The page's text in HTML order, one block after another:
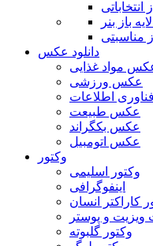
انتخاباتی
باز بنر
مناسبتی
دانلود عکس
مواد غذایی
عکس ورزشی
اطلاعات
عکس طبیعت
عکس بکگراند
عکس اتومبیل
وکتور
وکتور اسلیمی
اینفوگرافی
کاراکتر انسان
ویزیت و پوستر
وکتور گلبوته